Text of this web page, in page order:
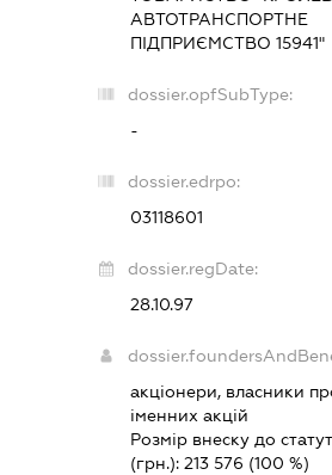
АВТОТРАНСПОРТНЕ
ПІДПРИЄМСТВО 15941"
dossier.opfSubType:
-
dossier.edrpo:
03118601
dossier.regDate:
28.10.97
акціонери, власники
іменних акцій
Розмір внеску до
(грн.): 213 576 (100 %)